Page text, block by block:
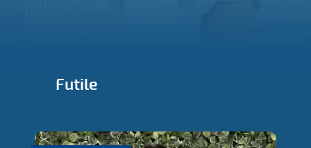
Futile
durable